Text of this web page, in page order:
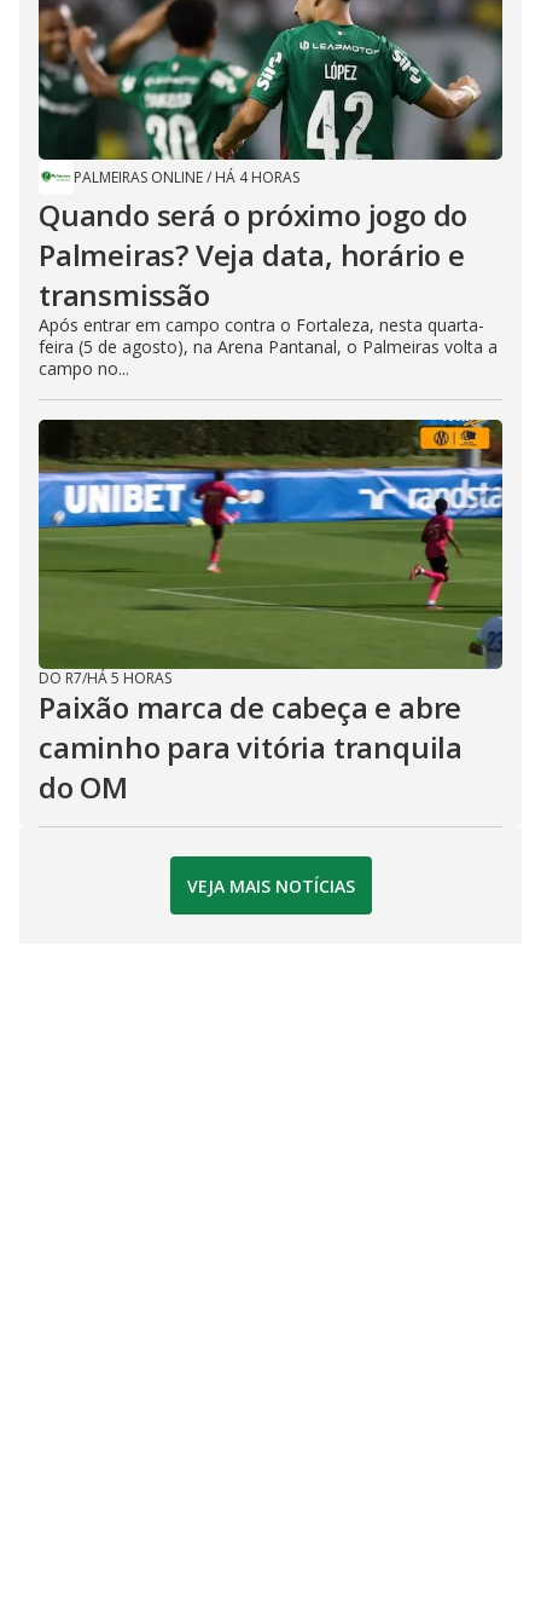
PALMEIRAS ONLINE/ HÁ 4 HORAS
Quando será o próximo jogo do
Palmeiras? Veja data, horário e
transmissão
Após entrar em campo contra o Fortaleza, nesta quarta-
feira (5 de agosto), na Arena Pantanal, o Palmeiras volta a
campo no...
DO R7/HÁ 5 HORAS
Paixão marca de cabeça e abre
caminho para vitória tranquila
do OM
VEJA MAIS NOTÍCIAS